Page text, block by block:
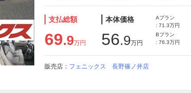
支払総額
69.9万円
本体価格
56.9万円
Aプラン
: 71.3万円
Bプラン
: 76.3万円
販売店： フェニックス 長野篠ノ井店